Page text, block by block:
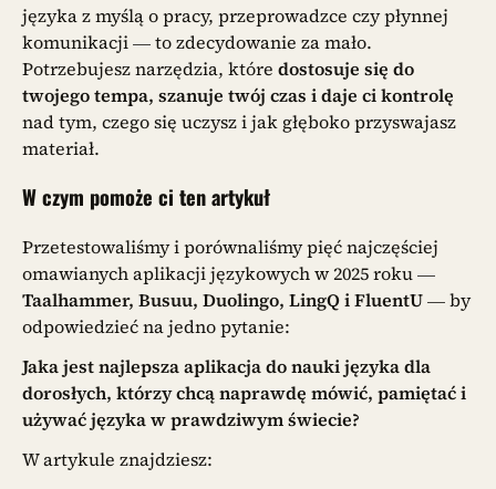
języka z myślą o pracy, przeprowadzce czy płynnej
komunikacji — to zdecydowanie za mało.
Potrzebujesz narzędzia, które dostosuje się do
twojego tempa, szanuje twój czas i daje ci kontrolę
nad tym, czego się uczysz i jak głęboko przyswajasz
materiał.
W czym pomoże ci ten artykuł
Przetestowaliśmy i porównaliśmy pięć najczęściej
omawianych aplikacji językowych w 2025 roku —
Taalhammer, Busuu, Duolingo, LingQ i FluentU— by
odpowiedzieć na jedno pytanie:
Jaka jest najlepsza aplikacja do nauki języka dla
dorosłych, którzy chcą naprawdę mówić, pamiętać i
używać języka w prawdziwym świecie?
W artykule znajdziesz: